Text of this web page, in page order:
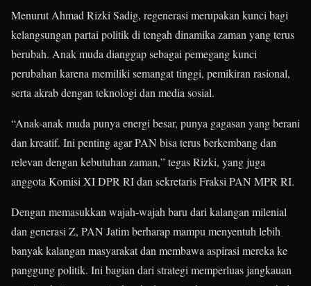
Menurut Ahmad Rizki Sadig, regenerasi merupakan kunci bagi
kelangsungan partai politik di tengah dinamika zaman yang terus
berubah. Anak muda dianggap sebagai pemegang kunci
perubahan karena memiliki semangat tinggi, pemikiran rasional,
serta akrab dengan teknologi dan media sosial.
“Anak-anak muda punya energi besar, punya gagasan yang berani
dan kreatif. Ini penting agar PAN bisa terus berkembang dan
relevan dengan kebutuhan zaman,” tegas Rizki, yang juga
anggota Komisi XI DPR RI dan sekretaris Fraksi PAN MPR RI.
Dengan memasukkan wajah-wajah baru dari kalangan milenial
dan generasi Z, PAN Jatim berharap mampu menyentuh lebih
banyak kalangan masyarakat dan membawa aspirasi mereka ke
panggung politik. Ini bagian dari strategi memperluas jangkauan